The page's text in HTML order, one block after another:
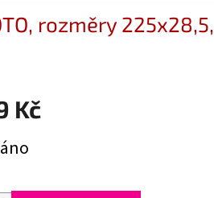
rozměry 225x28,5,
Kč